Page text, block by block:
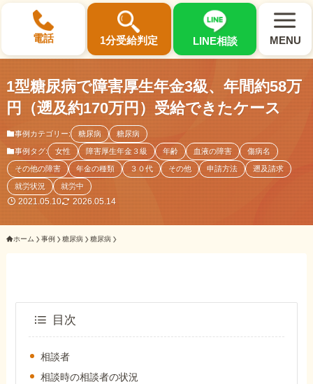
電話 1分受給判定 LINE相談 MENU
×
選ばれる3つの理由
初回相談料0円・受給後報酬型
サポート料金について
1型糖尿病で障害厚生年金3級、年間約58万
円（遡及約170万円）受給できたケース
事例カテゴリー: 糖尿病 糖尿病
事例タグ: 女性 障害厚生年金３級 年齢 血液の障害 傷病名
その他の障害 年金の種類 ３０代 その他 申請方法 遡及請求
就労状況 就労中
2021.05.10 2026.05.14
ホーム 事例 糖尿病 糖尿病
目次
相談者
相談時の相談者の状況